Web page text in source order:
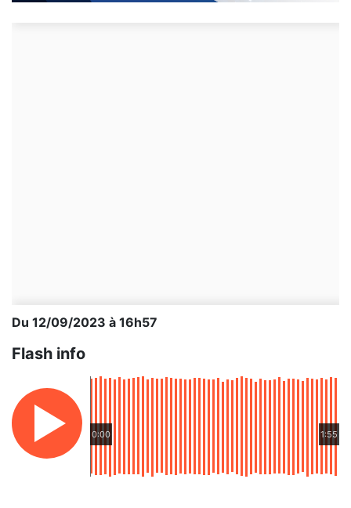
Du 12/09/2023 à 16h57
Flash info
0:00 1:55